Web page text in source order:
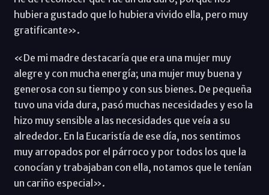
hubiera gustado que lo hubiera vivido ella, pero muy
gratificante».
«De mi madre destacaría que era una mujer muy
alegre y con mucha energía; una mujer muy buena y
generosa con su tiempo y con sus bienes. De pequeña
tuvo una vida dura, pasó muchas necesidades y eso la
hizo muy sensible a las necesidades que veía a su
alrededor. En la Eucaristía de ese día, nos sentimos
muy arropados por el párroco y por todos los que la
conocían y trabajaban con ella, notamos que le tenían
un cariño especial».